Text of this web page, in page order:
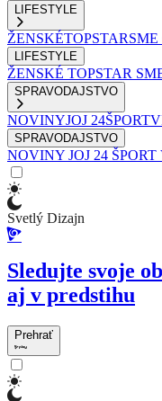
LIFESTYLE
ŽENSKÉTOPSTAR
LIFESTYLE
ŽENSKÉ TOPSTAR
SPRAVODAJSTVO
NOVINYJOJ 24ŠPORT
SPRAVODAJSTVO
NOVINY JOJ 24 ŠPORT
Svetlý Dizajn
Sledujte svoje
aj v predstihu
Prehrať